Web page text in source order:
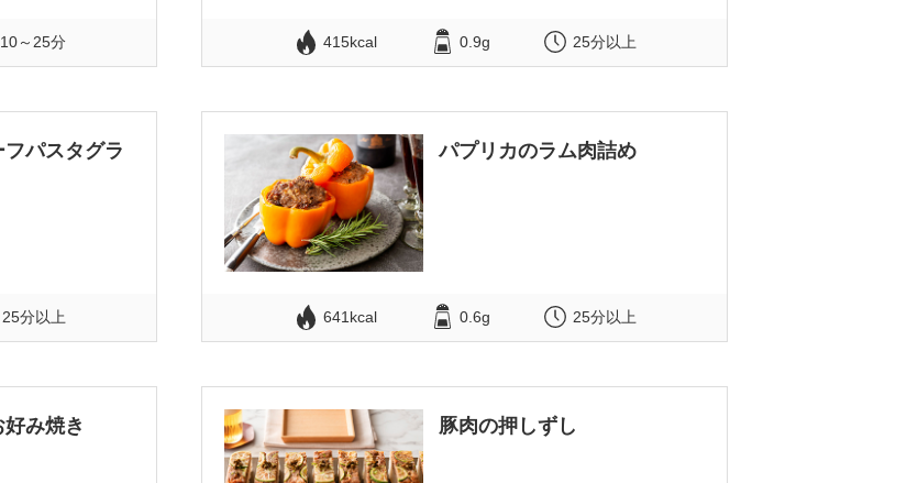
10～25分 415kcal 0.9g 25分以上
パスタグラ
25分以上
パプリカのラム肉詰め
641kcal 0.6g 25分以上
み焼き 豚肉の押しずし